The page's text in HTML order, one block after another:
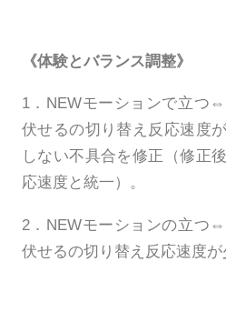
《体験とバランス調整》
1．NEWモーションで立つ
伏せるの切り替え反応速度
しない不具合を修正（修正
応速度と統一）。
2．NEWモーションの立つ
伏せるの切り替え反応速度が